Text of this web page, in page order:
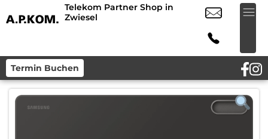
Telekom Partner Shop in
Zwiesel
Termin Buchen